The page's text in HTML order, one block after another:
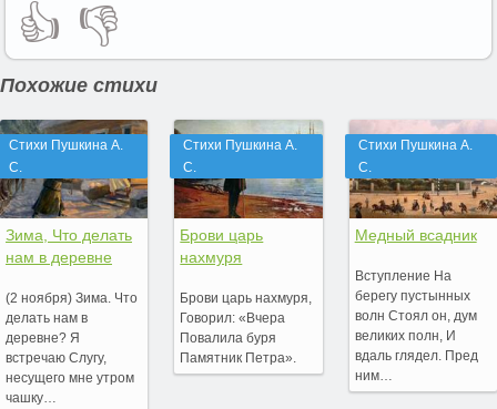
👍 👎
Похожие стихи
Стихи Пушкина А.
С.
Зима, Что делать
нам в деревне
(2 ноября) Зима. Что
делать нам в
деревне? Я
встречаю Слугу,
несущего мне утром
чашку…
Стихи Пушкина А.
С.
Брови царь
нахмуря
Брови царь нахмуря,
Говорил: «Вчера
Повалила буря
Памятник Петра».
Стихи Пушкина А.
С.
Медный всадник
Вступление На
берегу пустынных
волн Стоял он, дум
великих полн, И
вдаль глядел. Пред
ним…